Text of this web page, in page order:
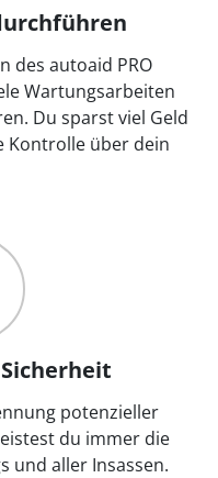
des autoaid PRO
Wartungsarbeiten
Du sparst viel Geld
Kontrolle über dein
potenzieller
du immer die
und aller Insassen.